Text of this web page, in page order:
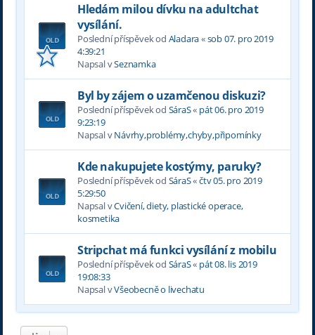
Hledám milou dívku na adultchat
vysílání.
Poslední příspěvek od Aladara«sob 07. pro 2019
4:39:21
Napsal vSeznamka
Byl by zájem o uzamčenou diskuzi?
Poslední příspěvek od SáraS« pát 06. pro 2019
9:23:19
Napsal vNávrhy,problémy,chyby,připomínky
Kde nakupujete kostýmy, paruky?
Poslední příspěvek od SáraS«čtv 05. pro 2019
5:29:50
Napsal vCvičení, diety, plastické operace,
kosmetika
Stripchat má funkci vysílání z mobilu
Poslední příspěvek od SáraS« pát 08. lis 2019
19:08:33
Napsal vVšeobecně o livechatu